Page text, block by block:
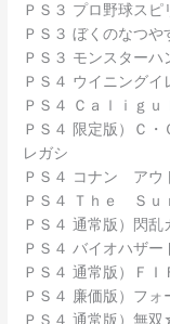
ＰＳ３ プロ野球ス
ＰＳ３ ぼくのなつ
ＰＳ３ モンスター
ＰＳ４ ウイニングイ
ＰＳ４ Ｃａｌｉｇ
ＰＳ４ 限定版）Ｃ
レガシ
ＰＳ４ コナン アウ
ＰＳ４ Ｔｈｅ Ｓｕ
ＰＳ４ 通常版）閃
ＰＳ４ バイオハザー
ＰＳ４ 通常版）ＦＩ
ＰＳ４ 廉価版）フォ
ＰＳ４ 通常版）無